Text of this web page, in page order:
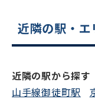
近隣の駅・
近隣の駅から探す
山手線御徒町駅